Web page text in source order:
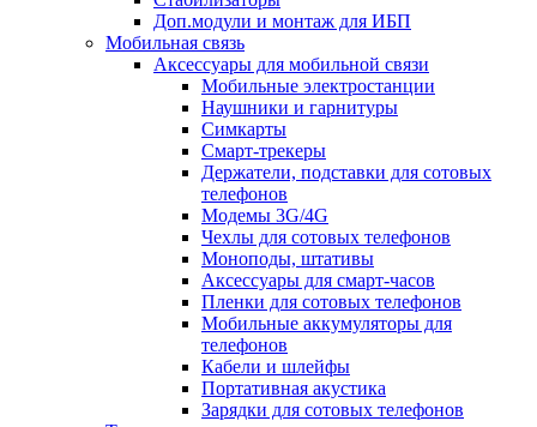
Доп.модули и монтаж для ИБП
Мобильная связь
Аксессуары для мобильной связи
Мобильные электростанции
Наушники и гарнитуры
Симкарты
Смарт-трекеры
Держатели, подставки для сотовых
телефонов
Модемы 3G/4G
Чехлы для сотовых телефонов
Моноподы, штативы
Аксессуары для смарт-часов
Пленки для сотовых телефонов
Мобильные аккумуляторы для
телефонов
Кабели и шлейфы
Портативная акустика
Зарядки для сотовых телефонов